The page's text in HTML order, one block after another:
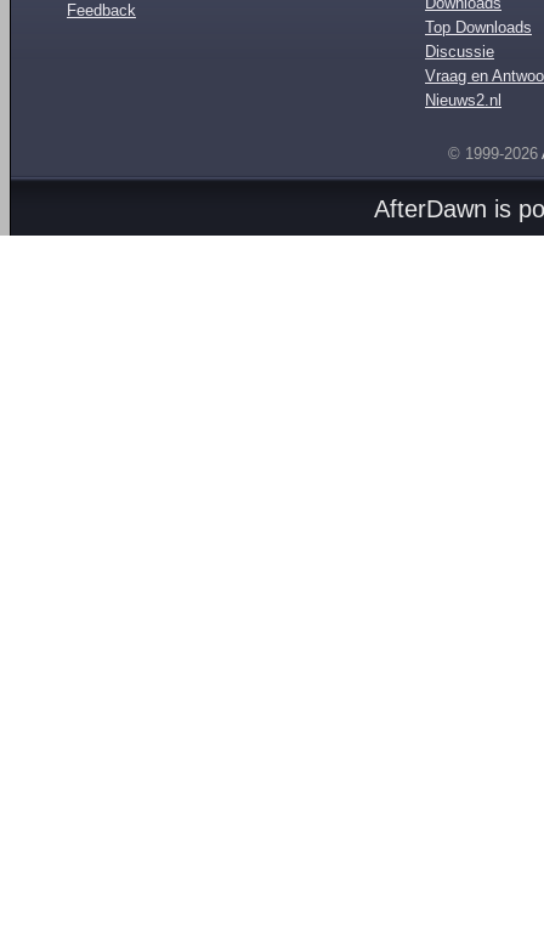
Feedback
Top Downloads
Discussie
Vraag en
Nieuws2.nl
© 1999-2026
AfterDawn is